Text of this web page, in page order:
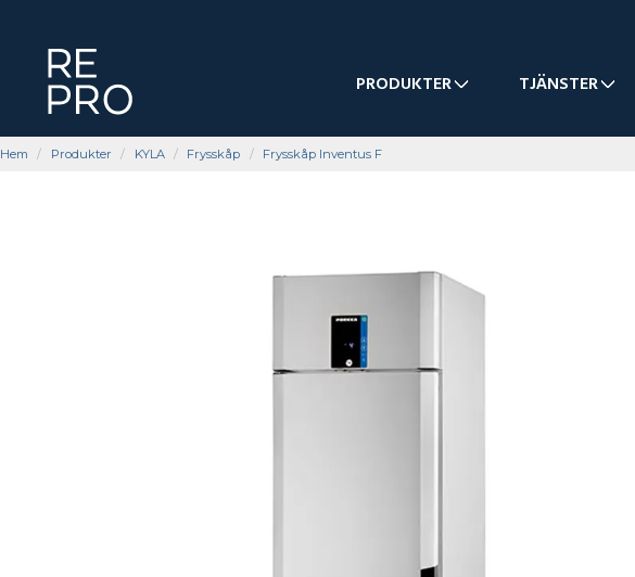
PRODUKTER TJÄNSTER
Hem Produkter KYLA Frysskåp Frysskåp Inventus F